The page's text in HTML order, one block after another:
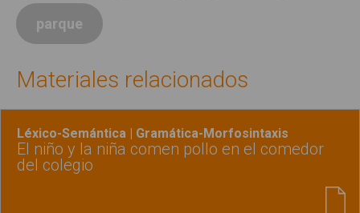
parque
Materiales relacionados
Léxico-Semántica | Gramática-Morfosintaxis
El niño y la niña comen pollo en el comedor
del colegio